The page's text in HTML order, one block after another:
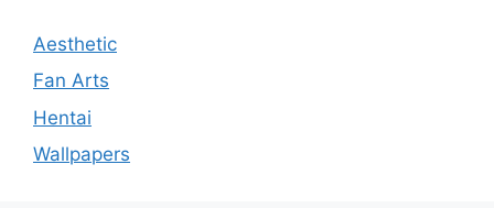
Aesthetic
Fan Arts
Hentai
Wallpapers